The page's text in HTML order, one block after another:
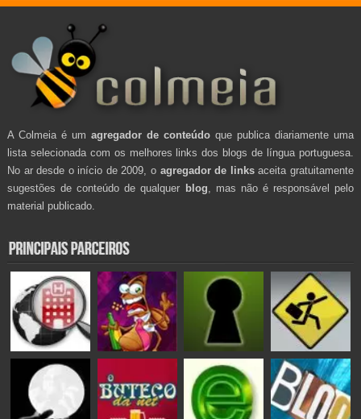
A Colmeia é um agregador de conteúdo que publica diariamente uma
lista selecionada com os melhores links dos blogs de língua portuguesa.
No ar desde o início de 2009, o agregador de linksaceita gratuitamente
sugestões de conteúdo de qualquer blog , mas não é responsável pelo
material publicado.